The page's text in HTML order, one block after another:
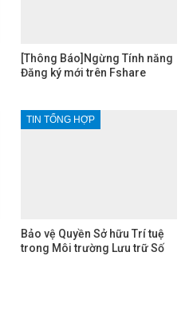
[Thông Báo]Ngừng Tính năng
Đăng ký mới trên Fshare
TIN TỔNG HỢP
Bảo vệ Quyền Sở hữu Trí tuệ
trong Môi trường Lưu trữ Số